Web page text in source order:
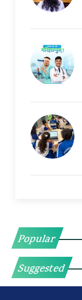
Popular
Suggested